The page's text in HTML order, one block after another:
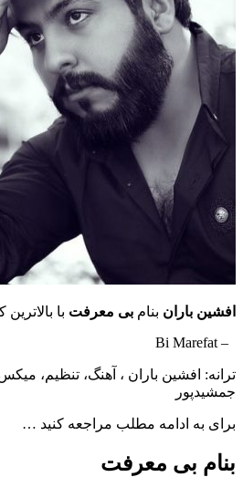
بنامبی معرفتبا بالاترین کیفیت
باران ، آهنگ، تنظیم، میکس و
ادامه مطلب مراجعه کنید …
معرفت